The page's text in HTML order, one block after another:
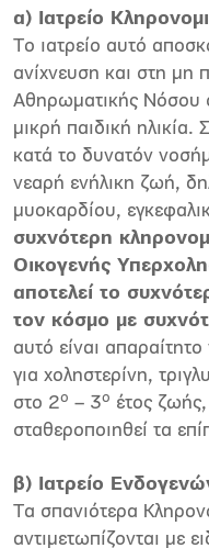
α) Ιατρείο
Το ιατρείο αυτό
ανίχνευση και στη μη
Αθηρωματικής Νόσου
μικρή παιδική
κατά το δυνατόν
νεαρή ενήλικη ζωή,
μυοκαρδίου,
συχνότερη
Οικογενής
αποτελεί το
τον κόσμο με
αυτό είναι απαραίτητο
για χοληστερίνη,
στο 2ο – 3ο έτος
σταθεροποιηθεί τα
β) Ιατρείο
Τα σπανιότερα
αντιμετωπίζονται με